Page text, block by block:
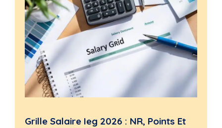
Grille Salaire Ieg 2026 : NR, Points Et